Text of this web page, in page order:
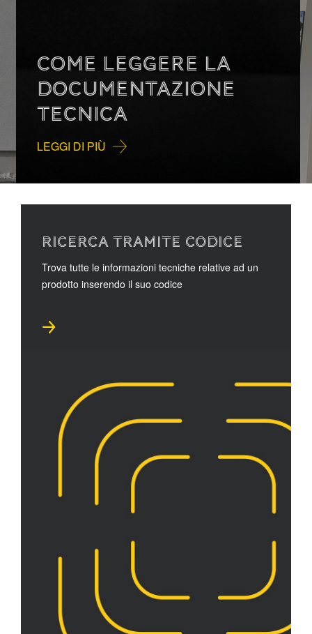
COME LEGGERE LA
DOCUMENTAZIONE
TECNICA
LEGGI DI PIÙ
RICERCA TRAMITE CODICE
Trova tutte le informazioni tecniche relative ad un
prodotto inserendo il suo codice